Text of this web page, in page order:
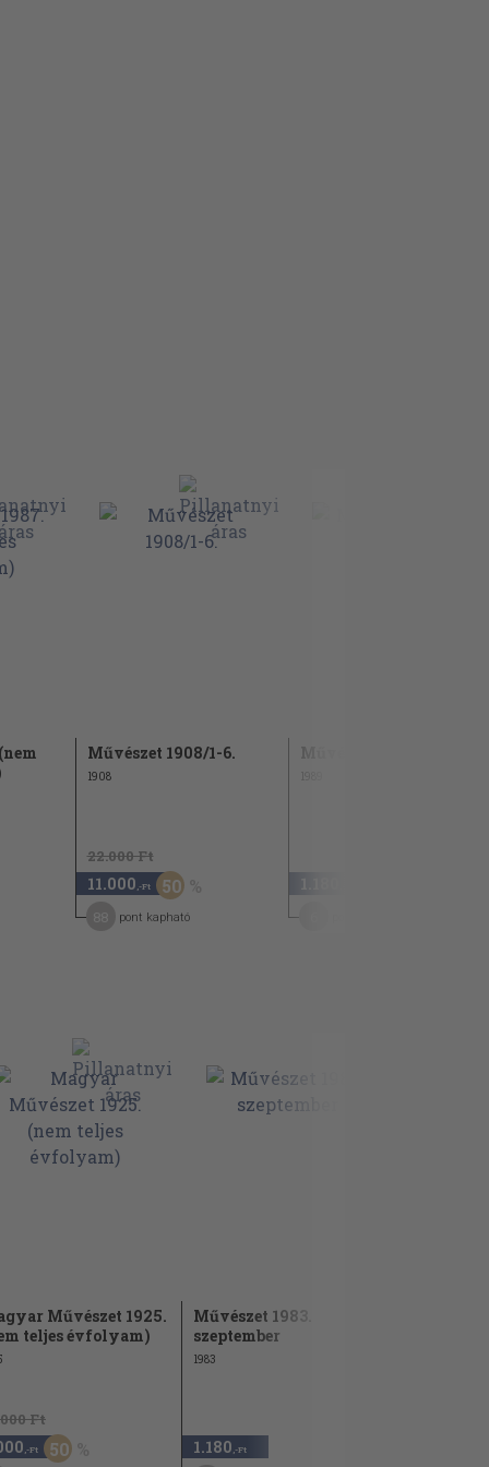
Művészet 1908/1-6.
1908
22.000 Ft
11.000 ,-Ft 50
pont kapható
Művészet 1989. február
Művészet 1925.
teljes évfolyam)
Ft
,-Ft 50
Művészet 1983.
szeptember
1983
1.180 ,-Ft